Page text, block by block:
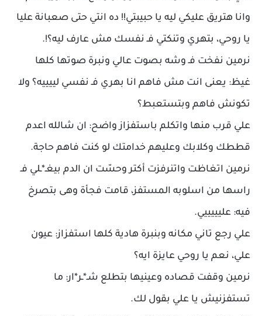
وانا هتريق عليكي ليه يا حبيبتي!! ده انتي حتى صعبانة عليا
يا روحي، بتهري وتنكتي فـ نفسك مش عارف ليه؟!.
نرمين نفخت فـ وشه بصوت عالي ونبرة صوتها كلها
غيظ: يعنى انت مش فاهم انا بهري فـ نفسي لييييه؟ ولا
تكونش فاهم وبتستعبط؟
علي قرب منها واتكلم باستفزاز واضح: ان شالله اعدم
قططك وكلابك وعليهم خدامتك لو كنت فاهم حاجة.
نرمين اتغاظت واتنرفزت أكتر وحسّت ان الدم بيغـ*ـلي فـ
راسها من اسلوبه المستفز، قامت فجأة وهى بتصرخ
فيه: عليييييي.
علي رجع تاني مكانه وبنبرة هادية كلها استفزاز: عيون
علي، نعم يا روحي عايزة ايه؟
نرمين وقفت قصاده وعينيها بتطلع شـ*ـر*ار: ما
تستفزنيش يا علي بقول لك.